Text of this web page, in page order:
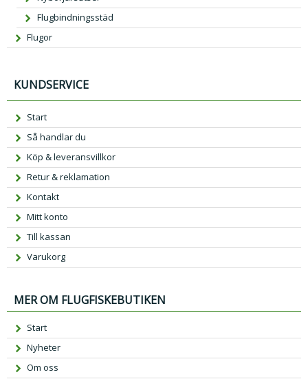
Flugbindningsstäd
Flugor
KUNDSERVICE
Start
Så handlar du
Köp & leveransvillkor
Retur & reklamation
Kontakt
Mitt konto
Till kassan
Varukorg
MER OM FLUGFISKEBUTIKEN
Start
Nyheter
Om oss